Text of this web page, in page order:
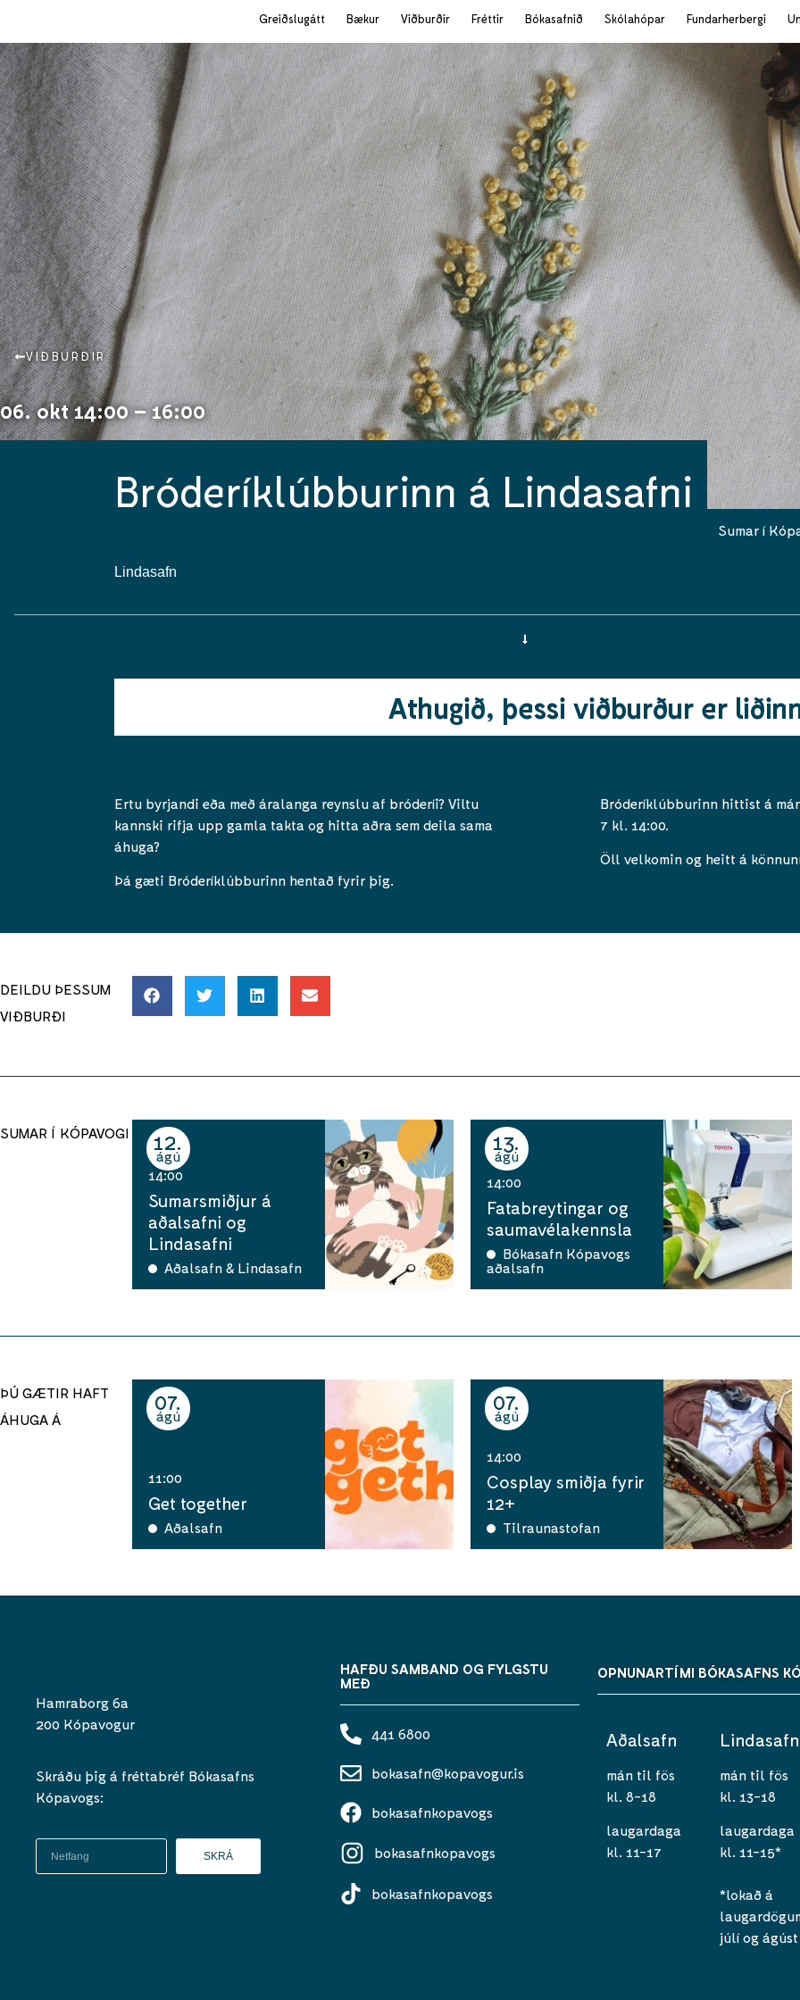
Greiðslugátt Bækur Viðburðir Fréttir Bókasafnið Skólahópar Fundarherbergi
VIÐBURÐIR
06. okt 14:00 – 16:00
Bróderíklúbburinn á Lindasafni
Sumar í
Lindasafn
Athugið, þessi viðburður er
Ertu byrjandi eða með áralanga reynslu af bróderíi? Viltu
kannski rifja upp gamla takta og hitta aðra sem deila sama
áhuga?
Þá gæti Bróderíklúbburinn hentað fyrir þig.
Bróderíklúbburinn hittist á
7 kl. 14:00.
Öll velkomin og heitt á
DEILDU ÞESSUM
VIÐBURÐI
SUMAR Í KÓPAVOGI 12
ágú
14:00
Sumarsmiðjur á
aðalsafni og
Lindasafni
Aðalsafn & Lindasafn
13
ágú
14:00
Fatabreytingar og
saumavélakennsla
Bókasafn Kópavogs
aðalsafn
ÞÚ GÆTIR HAFT
ÁHUGA Á
07
ágú
11:00
Get together
Aðalsafn
07
ágú
14:00
Cosplay smiðja fyrir
12+
Tilraunastofan
Hamraborg 6a
200 Kópavogur
Skráðu þig á fréttabréf Bókasafns
Kópavogs:
SKRÁ
HAFÐU SAMBAND OG FYLGSTU
MEÐ
441 6800
bokasafn@kopavogur.is
bokasafnkopavogs
bokasafnkopavogs
bokasafnkopavogs
OPNUNARTÍMI BÓKASAFNS
Aðalsafn
mán til fös
kl. 8-18
laugardaga
kl. 11-17
Lindasafn
mán til fös
kl. 13-18
laugardaga
kl. 11-15*
*lokað á
júlí og ágúst